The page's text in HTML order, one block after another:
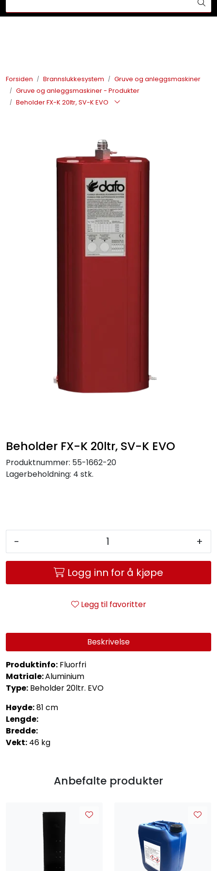
Forsiden Brannslukkesystem
Gruve og anleggsmaskiner
Gruve og anleggsmaskiner - Produkter
Beholder FX-K 20ltr, SV-K EVO
Beholder FX-K 20ltr, SV-K EVO
Produktnummer: 55-1662-20
Lagerbeholdning: 4 stk.
- +
Logg inn for å kjøpe
Legg til favoritter
Beskrivelse
Produktinfo: Fluorfri
Matriale:Aluminium
Type: Beholder 20ltr. EVO
Høyde:81 cm
Lengde:
Bredde:
Vekt: 46 kg
Anbefalte produkter
Lysprodukter